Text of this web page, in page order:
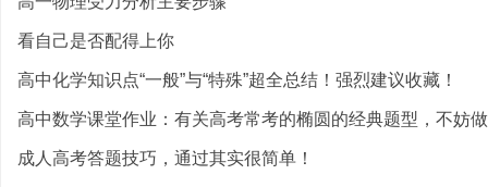
看自己是否配得上你
高中化学知识点“一般”与“特殊”超全总结！强烈建议收藏！
高中数学课堂作业：有关高考常考的椭圆的经典题型，不妨
成人高考答题技巧，通过其实很简单！